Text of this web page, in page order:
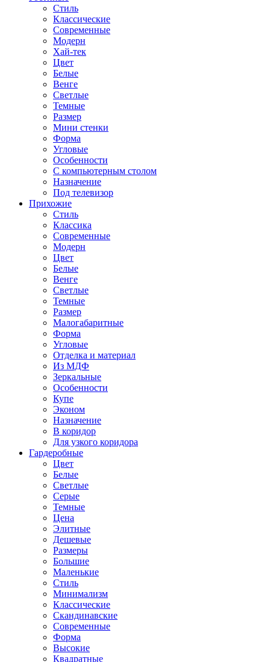
Стиль
Классические
Современные
Модерн
Хай-тек
Цвет
Белые
Венге
Светлые
Темные
Размер
Мини стенки
Форма
Угловые
Особенности
С компьютерным столом
Назначение
Под телевизор
Прихожие
Стиль
Классика
Современные
Модерн
Цвет
Белые
Венге
Светлые
Темные
Размер
Малогабаритные
Форма
Угловые
Отделка и материал
Из МДФ
Зеркальные
Особенности
Купе
Эконом
Назначение
В коридор
Для узкого коридора
Гардеробные
Цвет
Белые
Светлые
Серые
Темные
Цена
Элитные
Дешевые
Размеры
Большие
Маленькие
Стиль
Минимализм
Классические
Скандинавские
Современные
Форма
Высокие
Квадратные